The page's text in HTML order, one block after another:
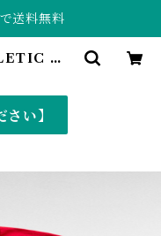
送料無料
ML
さい】